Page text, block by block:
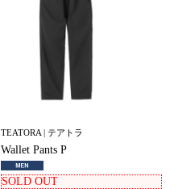
TEATORA | テアトラ
Wallet Pants P
SOLD OUT